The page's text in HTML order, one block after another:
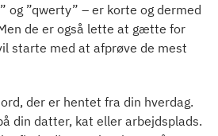
og ”qwerty” – er korte og dermed
de er også lette at gætte for
starte med at afprøve de mest
der er hentet fra din hverdag.
din datter, kat eller arbejdsplads.